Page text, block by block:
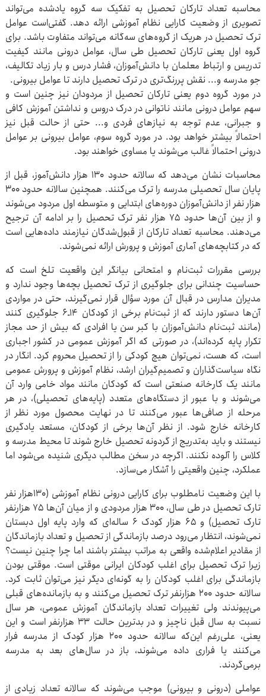
محاسبه تعداد تارکان تحصیل به تفکیک سه گروه یادشده می‌تواند
تصویری از وضعیت کارایی نظام آموزشی ارائه دهد. گفتی‌است عوامل
ترک تحصیل در هریک از گروه‌های سه‌گانه می‌تواند متفاوت باشد. برای
گروه اول یعنی تارکان تحصیل طی سال، عوامل درونی مانند کیفیت
تدریس و ارتباط معلمان با دانش‌آموزان، فشار درس و بار زیاد تکالیف،
جو مدرسه و... نقش پررنگ‌تری در ترک تحصیل دارند تا عوامل بیرونی.
در مورد گروه دوم یعنی تارکان تحصیل از مردودان نیز چنین است و
سهم عوامل درونی مانند ناتوانی در درک دروس و نداشتن آموزش کافی
و جبرانی، عدم توجه به نیازهای فردی و... حتی از حالت قبل نیز
احتمالاً بیشتر خواهد بود. در مورد گروه سوم، عوامل بیرونی بر عوامل
درونی احتمالاً غالب می‌شوند یا مساوی خواهند بود.
محاسبات نشان می‌دهد که سالانه حدود ۱۳۰ هزار دانش‌آموز، قبل از
پایان سال تحصیلی مدرسه را ترک می‌کنند. همچنین سالانه حدود ۳۰۰
هزار نفر از دانش‌آموزان دوره‌های ابتدایی و متوسطه اول مردود می‌شوند
و از بین آن‌ها حدود ۷۵ هزار نفر ترک تحصیل را بر ادامه آن ترجیح
می‌دهند. محاسبه تعداد تارکان از قبول‌شدگان نیازمند داده‌هایی است
که در کتابچه‌های آماری آموزش و پرورش ارائه نمی‌شوند.
بررسی مقررات ثبت‌نام و امتحانی بیانگر این واقعیت تلخ است که
حساسیت چندانی برای جلوگیری از ترک تحصیل بچه‌ها وجود ندارد و
مدیران مدارس در قبال آن مورد سؤال قرار نمی‌گیرند، حتی در مواردی
آن‌ها دستور دارند که از ثبت‌نام برخی از کودکان ۱۴ـ۶ جلوگیری کنند
(مانند ثبت‌نام دانش‌آموزان با کبر سن یا افرادی که بیش از حد مجاز
تکرار پایه کرده‌اند)، در صورتی که اگر آموزش عمومی در کشور اجباری
است، که هست، نمی‌توان هیچ کودکی را از تحصیل محروم کرد. انگار در
نگاه سیاست‌گذاران و تصمیم‌گیران ارشد، نظام آموزش و پرورش عمومی
مانند یک کارخانه صنعتی است که کودکان مانند مواد خامی وارد آن
می‌شوند و با عبور از دستگاه‌های متعدد (پایه‌های تحصیلی)، در هر
مرحله از صافی‌ها عبور می‌کنند تا در نهایت محصول مورد نظر از
کارخانه خارج شود. از نظر آن‌ها برخی از کودکان، مستعد یادگیری
نیستند و باید به‌تدریج از گردونه تحصیل خارج شوند تا محیط مدرسه و
کلاس را آلوده نکنند. اگرچه در سخن مطالب دیگری شنیده می‌شود اما
عملکرد، چنین واقعیتی را آشکار می‌سازد.
با این وضعیت نامطلوب برای کارایی درونی نظام آموزشی (۱۳۰هزار نفر
تارک تحصیل در طی سال، ۳۰۰ هزار مردودی و از میان آن‌ها ۷۵ هزارنفر
تارک تحصیل) و ۶۵ هزار کودک ۶ ساله‌ای که وارد پایه اول دبستان
نمی‌شوند، انتظار می‌رود درصد بازماندگی از تحصیل و تعداد بازماندگان
از مقادیر اعلام‌شده واقعی به مراتب بیشتر باشند اما چرا چنین نیست؟
زیرا ترک تحصیل برای اغلب کودکان ایرانی موقتی است. موقتی بودن
بازماندگی برای اغلب کودکان را به گونه‌ای دیگر نیز می‌توان ثابت کرد.
سالانه حدود ۲۰۰ هزارنفر ترک تحصیل می‌کنند و به بازمانده‌های قبلی
می‌پیوندند ولی تغییرات تعداد بازماندگان آموزش عمومی، هر سال
نسبت به سال قبل ناچیز و در بدترین حالت ۳۳ هزارنفر است و این
یعنی، علی‌رغم این‌که سالانه حدود ۲۰۰ هزار کودک از مدرسه فرار
می‌کنند یا فراری داده می‌شوند، باز در سال‌های بعد به مدرسه
برمی‌گردند.
عواملی (درونی و بیرونی) موجب می‌شوند که سالانه تعداد زیادی از